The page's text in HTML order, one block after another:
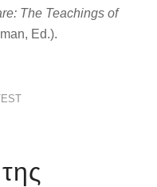
The Teachings of
Ed.).